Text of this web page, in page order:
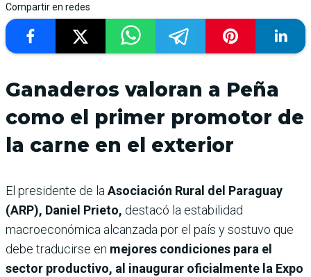
Compartir en redes
Ganaderos valoran a Peña
como el primer promotor de
la carne en el exterior
El presidente de la Asociación Rural del Paraguay
(ARP), Daniel Prieto, destacó la estabilidad
macroeconómica alcanzada por el país y sostuvo que
debe traducirse en mejores condiciones para el
sector productivo, al inaugurar oficialmente la Expo